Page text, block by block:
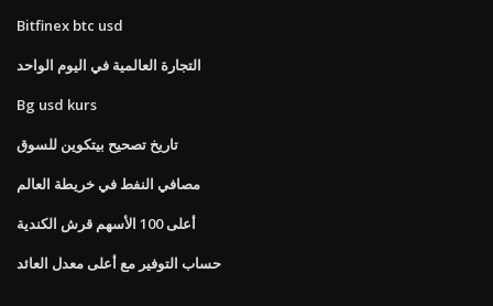
Bitfinex btc usd
التجارة العالمية في اليوم الواحد
Bg usd kurs
تاريخ تصحيح بيتكوين للسوق
مصافي النفط في خريطة العالم
أعلى 100 الأسهم قرش الكندية
حساب التوفير مع أعلى معدل العائد